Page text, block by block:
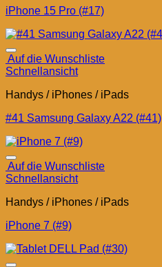
iPhone 15 Pro (#17)
Auf die Wunschliste
Schnellansicht
Handys / iPhones / iPads
#41 Samsung Galaxy A22 (#41)
Auf die Wunschliste
Schnellansicht
Handys / iPhones / iPads
iPhone 7 (#9)